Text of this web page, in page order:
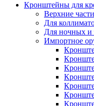
Кронштейны для
Верхние
Для
Для ночных и
Импортное